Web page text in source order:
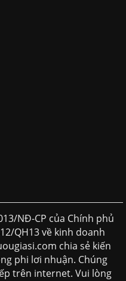
NĐ-CP của Chính phủ
QH13 về kinh doanh
chia sẻ kiến
phi lơi nhuận. Chúng
trên internet. Vui lòng